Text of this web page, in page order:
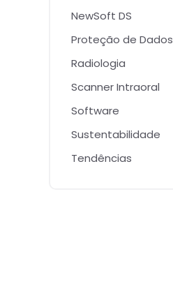
NewSoft DS
Proteção de Dados
Radiologia
Scanner Intraoral
Software
Sustentabilidade
Tendências